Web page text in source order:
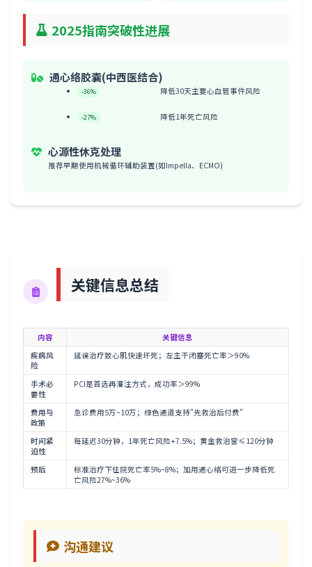
2025指南突破性进展
通心络胶囊(中西医结合)
-36% 降低30天主要心血管事件风险
-27% 降低1年死亡风险
心源性休克处理
推荐早期使用机械循环辅助装置(如Impella、ECMO)
关键信息总结
内容
关键信息
疾病风
险
延误治疗致心肌快速坏死；左主干闭塞死亡率＞90%
手术必
要性
PCI是首选再灌注方式，成功率＞99%
费用与
政策
急诊费用5万~10万；绿色通道支持"先救治后付费"
时间紧
迫性
每延迟30分钟，1年死亡风险+7.5%；黄金救治窗≤120分钟
预后
标准治疗下住院死亡率5%~8%；加用通心络可进一步降低死
亡风险27%~36%
沟通建议